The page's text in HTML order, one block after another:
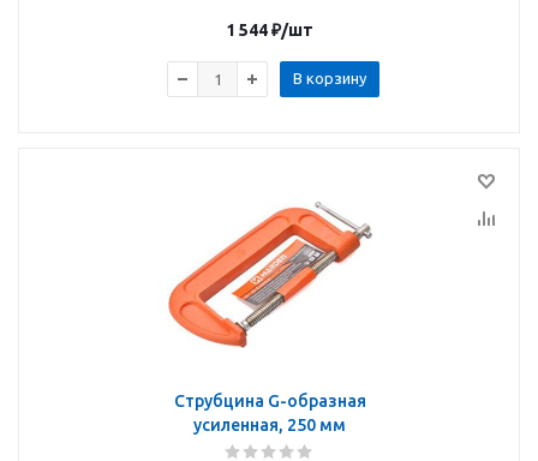
1 544₽/шт
В корзину
Струбцина G-образная
усиленная, 250 мм